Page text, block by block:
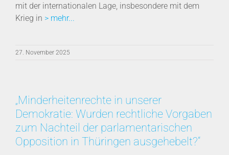
mit der internationalen Lage, insbesondere mit dem
Krieg in > mehr...
27. November 2025
„Minderheitenrechte in unserer
Demokratie: Wurden rechtliche Vorgaben
zum Nachteil der parlamentarischen
Opposition in Thüringen ausgehebelt?“